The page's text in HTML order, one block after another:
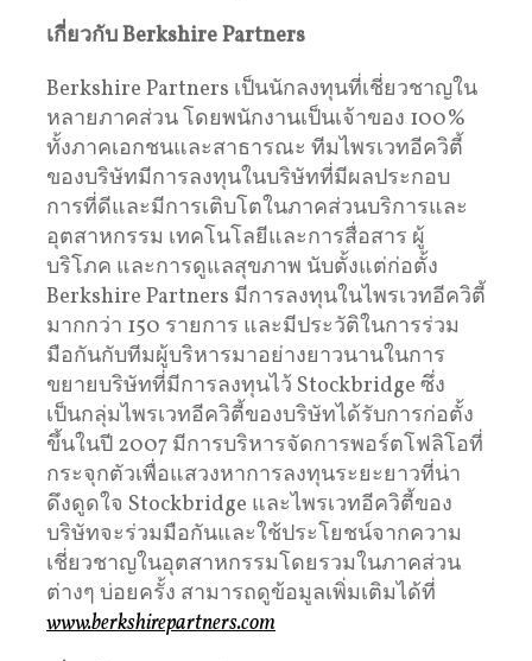
เกี่ยวกับBerkshire Partners
Berkshire Partners เป็นนักลงทุนที่เชี่ยวชาญใน
หลายภาคส่วน โดยพนักงานเป็นเจ้าของ 100%
ทั้งภาคเอกชนและสาธารณะ ทีมไพรเวทอีควิตี้
ของบริษัทมีการลงทุนในบริษัทที่มีผลประกอบ
การที่ดีและมีการเติบโตในภาคส่วนบริการและ
อุตสาหกรรม เทคโนโลยีและการสื่อสาร ผู้
บริโภค และการดูแลสุขภาพ นับตั้งแต่ก่อตั้ง
Berkshire Partners มีการลงทุนในไพรเวทอีควิตี้
มากกว่า 150 รายการ และมีประวัติในการร่วม
มือกันกับทีมผู้บริหารมาอย่างยาวนานในการ
ขยายบริษัทที่มีการลงทุนไว้ Stockbridge ซึ่ง
เป็นกลุ่มไพรเวทอีควิตี้ของบริษัทได้รับการก่อตั้ง
ขึ้นในปี 2007 มีการบริหารจัดการพอร์ตโฟลิโอที่
กระจุกตัวเพื่อแสวงหาการลงทุนระยะยาวที่น่า
ดึงดูดใจ Stockbridge และไพรเวทอีควิตี้ของ
บริษัทจะร่วมมือกันและใช้ประโยชน์จากความ
เชี่ยวชาญในอุตสาหกรรมโดยรวมในภาคส่วน
ต่างๆ บ่อยครั้ง สามารถดูข้อมูลเพิ่มเติมได้ที่
www.berkshirepartners.com